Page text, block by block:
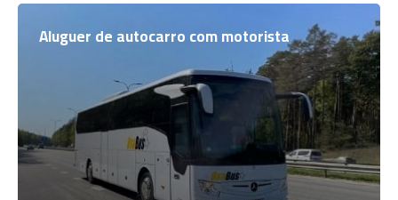
Aluguer de autocarro com motorista